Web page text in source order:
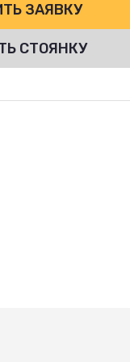
ЗАЯВКУ
СТОЯНКУ